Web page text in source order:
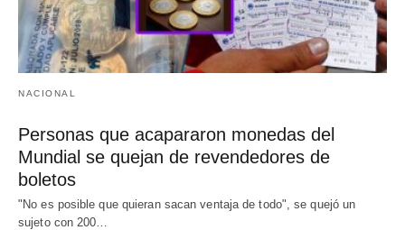
NACIONAL
Personas que acapararon monedas del
Mundial se quejan de revendedores de
boletos
"No es posible que quieran sacan ventaja de todo", se quejó un
sujeto con 200…